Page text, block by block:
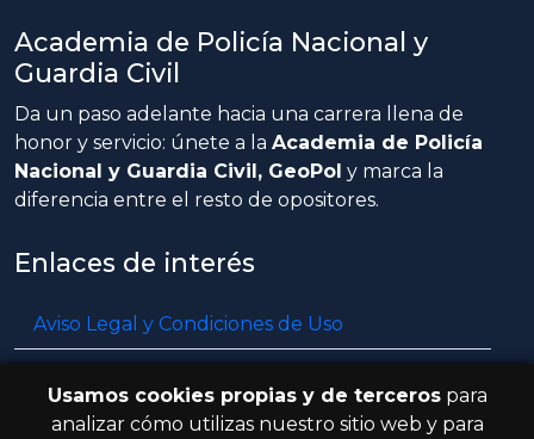
Academia de Policía Nacional y
Guardia Civil
Da un paso adelante hacia una carrera llena de
honor y servicio: únete a la Academia de Policía
Nacional y Guardia Civil, GeoPol y marca la
diferencia entre el resto de opositores.
Enlaces de interés
Aviso Legal y Condiciones de Uso
Política de cookies
Usamos cookies propias y de tercerospara
analizar cómo utilizas nuestro sitio web y para